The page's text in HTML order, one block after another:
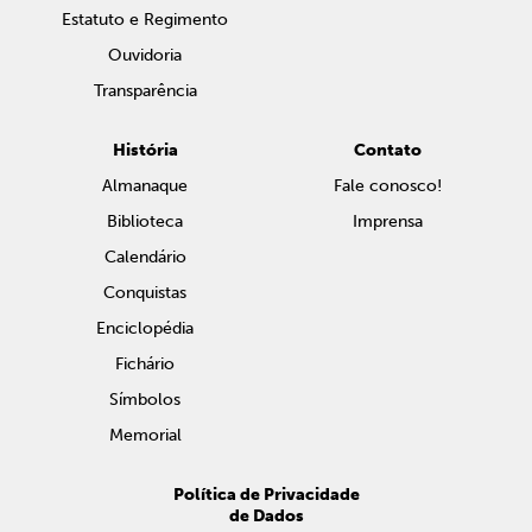
Estatuto e Regimento
Ouvidoria
Transparência
História
Almanaque
Biblioteca
Calendário
Conquistas
Enciclopédia
Fichário
Símbolos
Memorial
Contato
Fale conosco!
Imprensa
Política de Privacidade
de Dados